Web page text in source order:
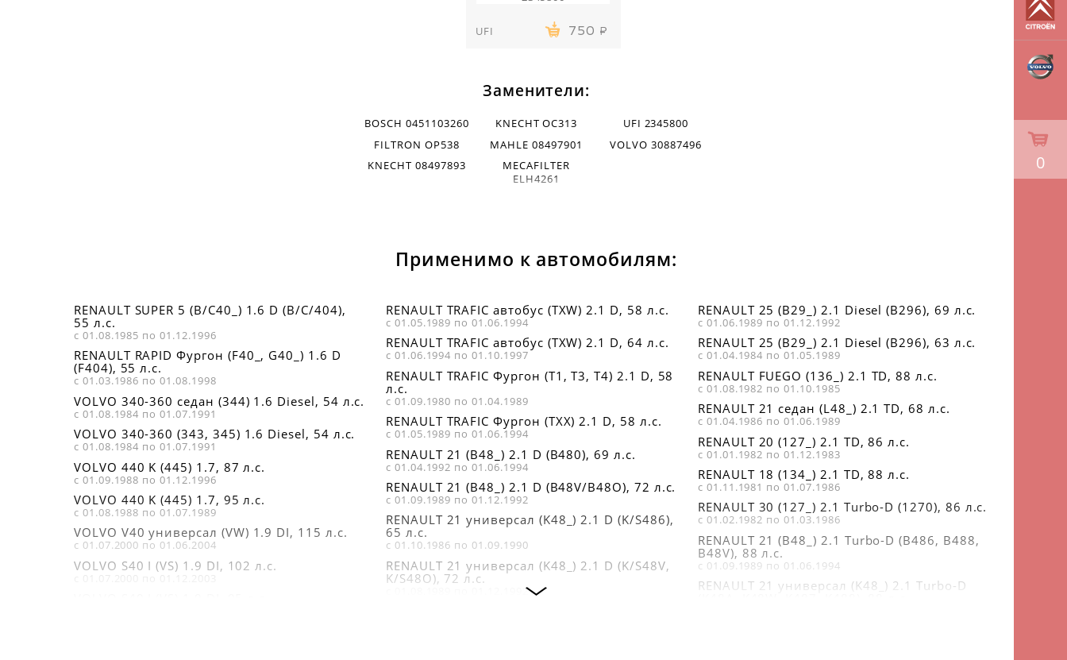
UFI 750
Заменители:
BOSCH 0451103260
FILTRON OP538
KNECHT 08497893
KNECHT OC313
MAHLE 08497901
MECAFILTER
ELH4261
UFI 2345800
VOLVO 30887496
Применимо к автомобилям:
RENAULT SUPER 5 (B/C40_) 1.6 D (B/C/404),
55 л.с.
с 01.08.1985 по 01.12.1996
RENAULT RAPID Фургон (F40_, G40_) 1.6 D
(F404), 55 л.с.
с 01.03.1986 по 01.08.1998
VOLVO 340-360 седан (344) 1.6 Diesel, 54 л.с.
с 01.08.1984 по 01.07.1991
VOLVO 340-360 (343, 345) 1.6 Diesel, 54 л.с.
с 01.08.1984 по 01.07.1991
VOLVO 440 K (445) 1.7, 87 л.с.
с 01.09.1988 по 01.12.1996
VOLVO 440 K (445) 1.7, 95 л.с.
с 01.08.1988 по 01.07.1989
VOLVO V40 универсал (VW) 1.9 DI, 115 л.с.
с 01.07.2000 по 01.06.2004
VOLVO S40 I (VS) 1.9 DI, 102 л.с.
RENAULT TRAFIC автобус (TXW) 2.1 D, 58 л.с.
с 01.05.1989 по 01.06.1994
RENAULT TRAFIC автобус (TXW) 2.1 D, 64 л.с.
с 01.06.1994 по 01.10.1997
RENAULT TRAFIC Фургон (T1, T3, T4) 2.1 D, 58
л.с.
с 01.09.1980 по 01.04.1989
RENAULT TRAFIC Фургон (TXX) 2.1 D, 58 л.с.
с 01.05.1989 по 01.06.1994
RENAULT 21 (B48_) 2.1 D (B480), 69 л.с.
с 01.04.1992 по 01.06.1994
RENAULT 21 (B48_) 2.1 D (B48V/B48O), 72 л.с.
с 01.09.1989 по 01.12.1992
RENAULT 21 универсал (K48_) 2.1 D (K/S486),
65 л.с.
с 01.10.1986 по 01.09.1990
RENAULT 21 универсал (K48_) 2.1 D (K/S48V,
K/S48O), 72 л.с.
с 01.08.1989 по 01.12.1992
RENAULT 25 (B29_) 2.1 Diesel (B296), 69 л.с.
с 01.06.1989 по 01.12.1992
RENAULT 25 (B29_) 2.1 Diesel (B296), 63 л.с.
с 01.04.1984 по 01.05.1989
RENAULT FUEGO (136_) 2.1 TD, 88 л.с.
с 01.08.1982 по 01.10.1985
RENAULT 21 седан (L48_) 2.1 TD, 68 л.с.
с 01.04.1986 по 01.06.1989
RENAULT 20 (127_) 2.1 TD, 86 л.с.
с 01.01.1982 по 01.12.1983
RENAULT 18 (134_) 2.1 TD, 88 л.с.
с 01.11.1981 по 01.07.1986
RENAULT 30 (127_) 2.1 Turbo-D (1270), 86 л.с.
с 01.02.1982 по 01.03.1986
RENAULT 21 (B48_) 2.1 Turbo-D (B486, B488,
B48V), 88 л.с.
с 01.09.1989 по 01.06.1994
RENAULT 21 универсал (K48_) 2.1 Turbo-D
0